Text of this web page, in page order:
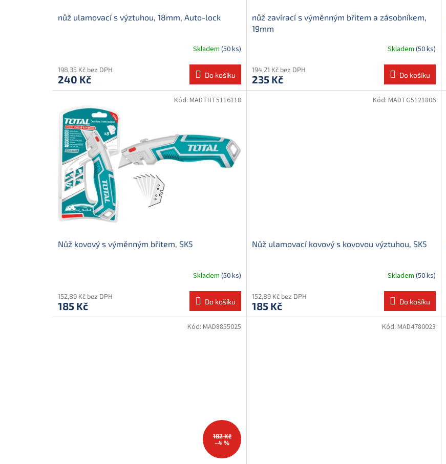
nůž ulamovací s výztuhou, 18mm, Auto-lock
Skladem(50 ks)
198,35 Kč bez DPH
240 Kč Do košíku
nůž zavírací s výměnným břitem a zásobníkem,
19mm
Skladem (50 ks)
194,21 Kč bez DPH
235 Kč Do košíku
Nůž kovový s výměnným břitem, SK5
Skladem(50 ks)
152,89 Kč bez DPH
185 Kč Do košíku
Kód:MADTHT5116118
Nůž ulamovací kovový s kovovou výztuhou, SK5
Skladem (50 ks)
152,89 Kč bez DPH
185 Kč Do košíku
Kód: MADTG5121806
182 Kč
–4 %
Kód:MAD8855025 Kód: MAD4780023